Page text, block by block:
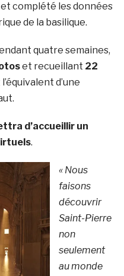
complété les données
de la basilique.
quatre semaines,
et recueillant 22
d’une
d’accueillir un
.
« Nous
faisons
découvrir
Saint-Pierre
non
seulement
au monde